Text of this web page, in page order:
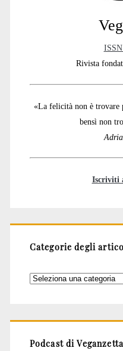
Rivista
«La felicità non è trovare
bensì non
Iscriviti
Categorie degli
Categorie
Podcast di Veganzetta